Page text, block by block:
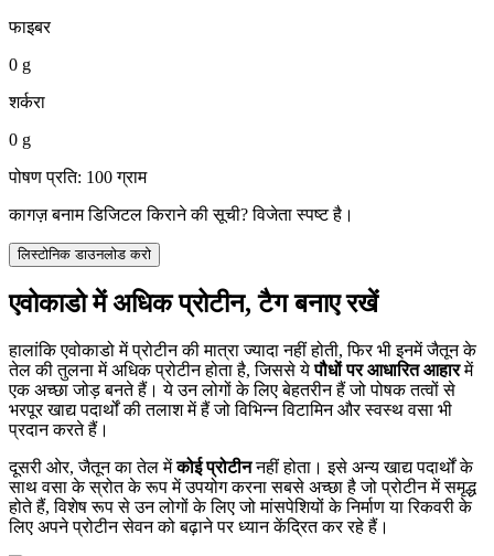
फाइबर
0 g
शर्करा
0 g
पोषण प्रति: 100 ग्राम
कागज़ बनाम डिजिटल किराने की सूची? विजेता स्पष्ट है।
लिस्टोनिक डाउनलोड करो
एवोकाडो में अधिक प्रोटीन, टैग बनाए रखें
हालांकि एवोकाडो में प्रोटीन की मात्रा ज्यादा नहीं होती, फिर भी इनमें जैतून के
तेल की तुलना में अधिक प्रोटीन होता है, जिससे येपौधों पर आधारित आहारमें
एक अच्छा जोड़ बनते हैं। ये उन लोगों के लिए बेहतरीन हैं जो पोषक तत्वों से
भरपूर खाद्य पदार्थों की तलाश में हैं जो विभिन्न विटामिन और स्वस्थ वसा भी
प्रदान करते हैं।
दूसरी ओर, जैतून का तेल मेंकोई प्रोटीननहीं होता। इसे अन्य खाद्य पदार्थों के
साथ वसा के स्रोत के रूप में उपयोग करना सबसे अच्छा है जो प्रोटीन में समृद्ध
होते हैं, विशेष रूप से उन लोगों के लिए जो मांसपेशियों के निर्माण या रिकवरी के
लिए अपने प्रोटीन सेवन को बढ़ाने पर ध्यान केंद्रित कर रहे हैं।